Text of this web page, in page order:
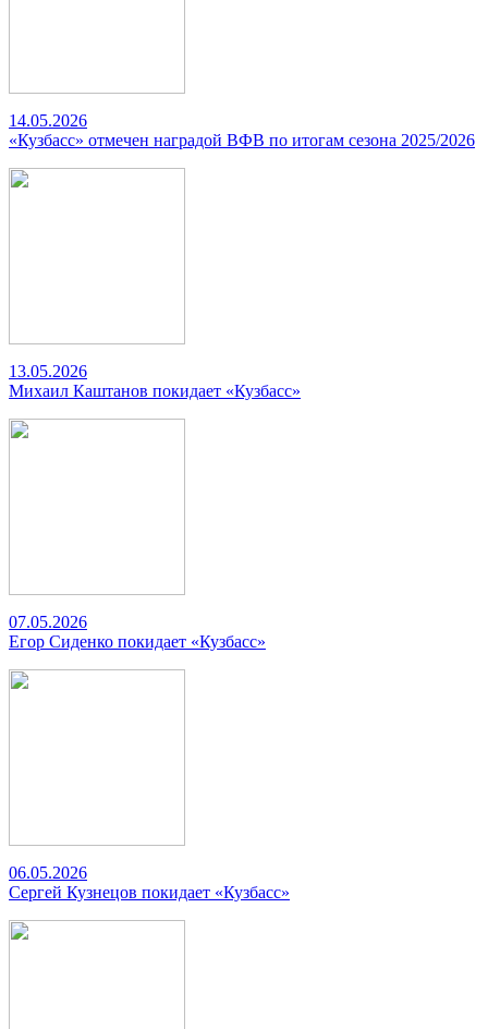
14.05.2026
«Кузбасс» отмечен наградой ВФВ по итогам сезона 2025/2026
13.05.2026
Михаил Каштанов покидает «Кузбасс»
07.05.2026
Егор Сиденко покидает «Кузбасс»
06.05.2026
Сергей Кузнецов покидает «Кузбасс»